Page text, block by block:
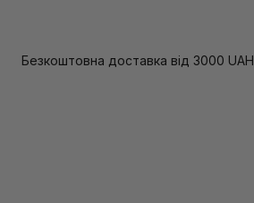
Безкоштовна доставка від 3000 UAH